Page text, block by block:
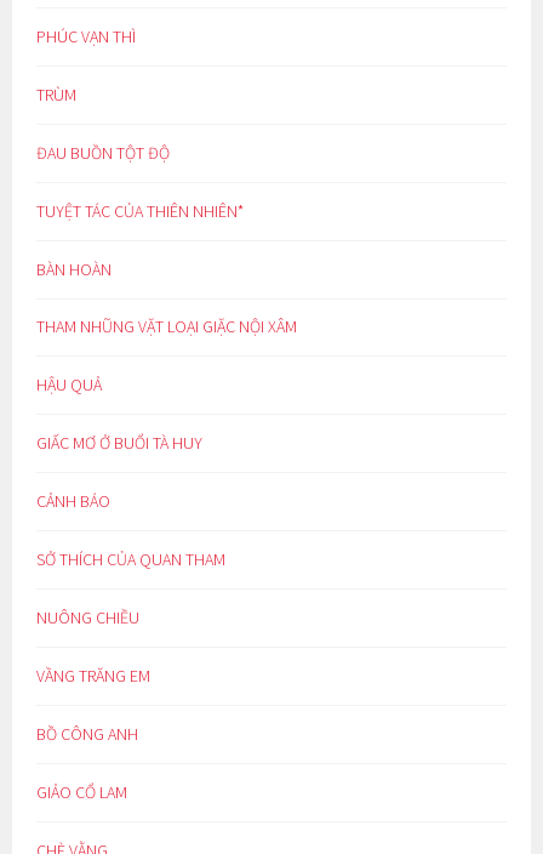
PHÚC VẠN THÌ
TRÙM
ĐAU BUỒN TỘT ĐỘ
TUYỆT TÁC CỦA THIÊN NHIÊN*
BÀN HOÀN
THAM NHŨNG VẶT LOẠI GIẶC NỘI XÂM
HẬU QUẢ
GIẤC MƠ Ở BUỔI TÀ HUY
CẢNH BÁO
SỞ THÍCH CỦA QUAN THAM
NUÔNG CHIỀU
VẦNG TRĂNG EM
BỒ CÔNG ANH
GIẢO CỔ LAM